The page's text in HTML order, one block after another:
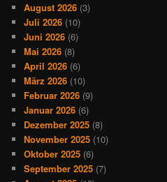
August 2026 (3)
Juli 2026 (10)
Juni 2026 (6)
Mai 2026 (8)
April 2026 (6)
März 2026 (10)
Februar 2026 (9)
Januar 2026 (6)
Dezember 2025 (8)
November 2025 (10)
Oktober 2025 (6)
September 2025 (7)